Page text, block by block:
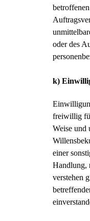
oder des
k)
freiwillig
Weise und
einer
Handlung,
verstehen